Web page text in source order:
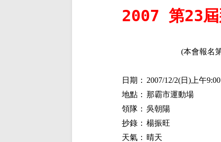
2007 第23屆
(本會報名
日期： 2007/12/2(日 ) 上午9:00
地點： 那霸市運動場
領隊： 吳朝陽
抄錄： 楊振旺
天氣： 晴天